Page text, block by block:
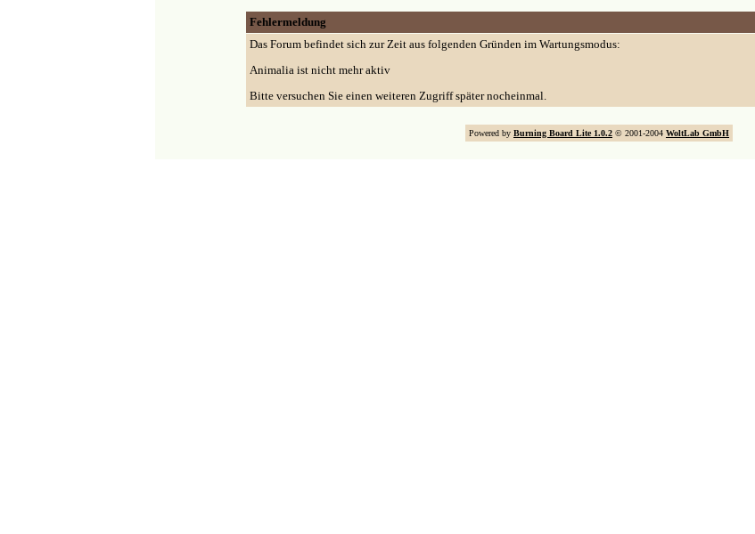
Fehlermeldung
Das Forum befindet sich zur Zeit aus folgenden Gründen im Wartungsmodus:
Animalia ist nicht mehr aktiv
Bitte versuchen Sie einen weiteren Zugriff später nocheinmal.
Powered by Burning Board Lite 1.0.2 © 2001-2004 WoltLab GmbH